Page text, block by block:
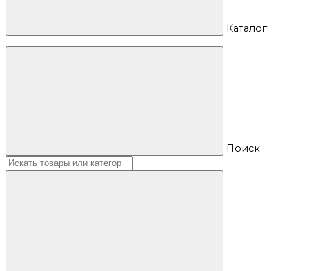
Каталог
Поиск